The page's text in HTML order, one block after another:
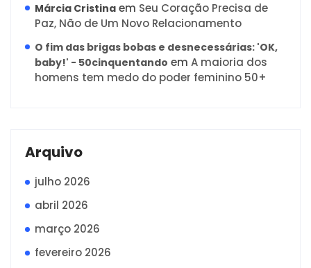
Márcia Cristina em Seu Coração Precisa de
Paz, Não de Um Novo Relacionamento
O fim das brigas bobas e desnecessárias: 'OK,
baby!' - 50cinquentando em A maioria dos
homens tem medo do poder feminino 50+
Arquivo
julho 2026
abril 2026
março 2026
fevereiro 2026